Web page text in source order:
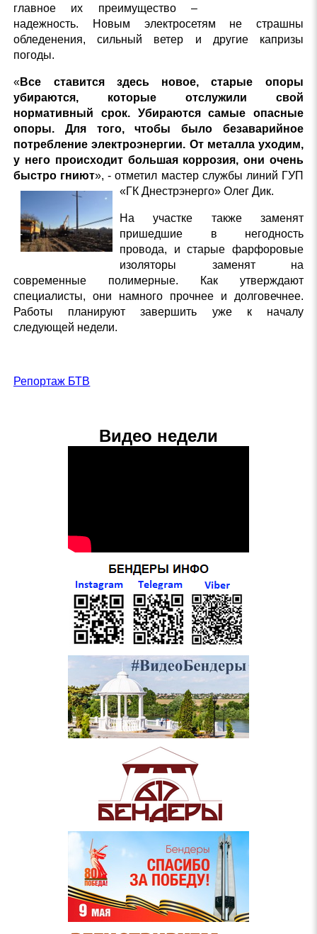
главное их преимущество –
надежность. Новым электросетям не страшны
обледенения, сильный ветер и другие капризы
погоды.
«Все ставится здесь новое, старые опоры
убираются, которые отслужили свой
нормативный срок. Убираются самые опасные
опоры. Для того, чтобы было безаварийное
потребление электроэнергии. От металла уходим,
у него происходит большая коррозия, они очень
быстро гниют», - отметил мастер службы линий ГУП
«ГК Днестрэнерго» Олег Дик.
На участке также заменят
пришедшие в негодность
провода, и старые фарфоровые
изоляторы заменят на
современные полимерные. Как утверждают
специалисты, они намного прочнее и долговечнее.
Работы планируют завершить уже к началу
следующей недели.
Репортаж БТВ
Видео недели